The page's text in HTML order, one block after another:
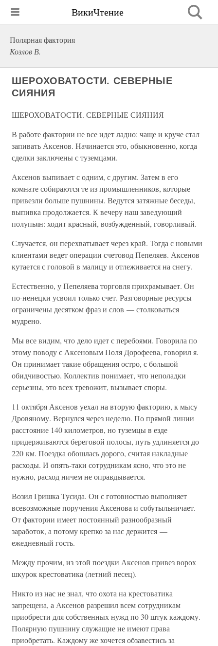
ВикиЧтение
Полярная фактория
Козлов В.
ШЕРОХОВАТОСТИ. СЕВЕРНЫЕ
СИЯНИЯ
ШЕРОХОВАТОСТИ. СЕВЕРНЫЕ СИЯНИЯ
В работе фактории не все идет ладно: чаще и круче стал
запивать Аксенов. Начинается это, обыкновенно, когда
сделки заключены с туземцами.
Аксенов выпивает с одним, с другим. Затем в его
комнате собираются те из промышленников, которые
привезли больше пушнины. Ведутся затяжные беседы,
выпивка продолжается. К вечеру наш заведующий
полупьян: ходит красный, возбужденный, говорливый.
Случается, он перехватывает через край. Тогда с новыми
клиентами ведет операции счетовод Пепеляев. Аксенов
кутается с головой в малицу и отлеживается на снегу.
Естественно, у Пепеляева торговля прихрамывает. Он
по-ненецки усвоил только счет. Разговорные ресурсы
ограничены десятком фраз и слов — столковаться
мудрено.
Мы все видим, что дело идет с перебоями. Говорила по
этому поводу с Аксеновым Поля Дорофеева, говорил я.
Он принимает такие обращения остро, с большой
обидчивостью. Коллектив понимает, что неполадки
серьезны, это всех тревожит, вызывает споры.
11 октября Аксенов уехал на вторую факторию, к мысу
Дровяному. Вернулся через неделю. По прямой линии
расстояние 140 километров, но туземцы в езде
придерживаются береговой полосы, путь удлиняется до
220 км. Поездка обошлась дорого, считая накладные
расходы. И опять-таки сотрудникам ясно, что это не
нужно, расход ничем не оправдывается.
Возил Гришка Тусида. Он с готовностью выполняет
всевозможные поручения Аксенова и собутыльничает.
От фактории имеет постоянный разнообразный
заработок, а потому крепко за нас держится —
ежедневный гость.
Между прочим, из этой поездки Аксенов привез ворох
шкурок крестоватика (летний песец).
Никто из нас не знал, что охота на крестоватика
запрещена, а Аксенов разрешил всем сотрудникам
приобрести для собственных нужд по 30 штук каждому.
Полярную пушнину служащие не имеют права
приобретать. Каждому же хочется обзавестись за